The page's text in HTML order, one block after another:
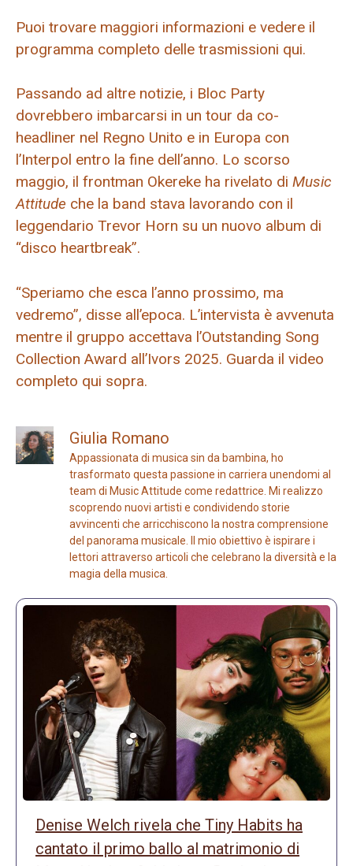
Puoi trovare maggiori informazioni e vedere il
programma completo delle trasmissioni qui.
Passando ad altre notizie, i Bloc Party
dovrebbero imbarcarsi in un tour da co-
headliner nel Regno Unito e in Europa con
l’Interpol entro la fine dell’anno. Lo scorso
maggio, il frontman Okereke ha rivelato di Music
Attitude che la band stava lavorando con il
leggendario Trevor Horn su un nuovo album di
“disco heartbreak”.
“Speriamo che esca l’anno prossimo, ma
vedremo”, disse all’epoca. L’intervista è avvenuta
mentre il gruppo accettava l’Outstanding Song
Collection Award all’Ivors 2025. Guarda il video
completo qui sopra.
Giulia Romano
Appassionata di musica sin da bambina, ho
trasformato questa passione in carriera unendomi al
team di Music Attitude come redattrice. Mi realizzo
scoprendo nuovi artisti e condividendo storie
avvincenti che arricchiscono la nostra comprensione
del panorama musicale. Il mio obiettivo è ispirare i
lettori attraverso articoli che celebrano la diversità e la
magia della musica.
Denise Welch rivela che Tiny Habits ha
cantato il primo ballo al matrimonio di